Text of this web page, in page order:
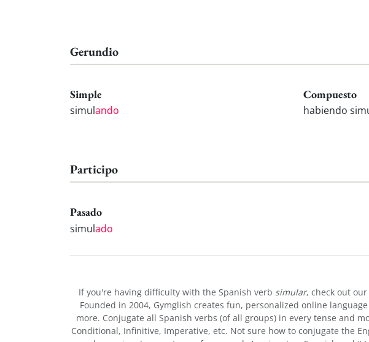
Gerundio
Simple
simulando
Compuesto
habiendo
Participo
Pasado
simulado
If you're having difficulty with the Spanish verb simular, check out our
Founded in 2004, Gymglish creates fun, personalized online
more. Conjugate all Spanish verbs (of all groups) in every tense and
Conditional, Infinitive, Imperative, etc. Not sure how to conjugate the